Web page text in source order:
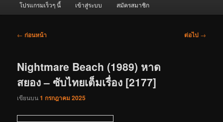
โปรแกรมเร็วๆ นี้ เข้าสู่ระบบ สมัครสมาชิก
เมนู
← ก่อนหน้า ต่อไป →
Nightmare Beach (1989) หาด
สยอง – ซับไทยเต็มเรื่อง [2177]
เขียนบน1 กรกฎาคม 2025